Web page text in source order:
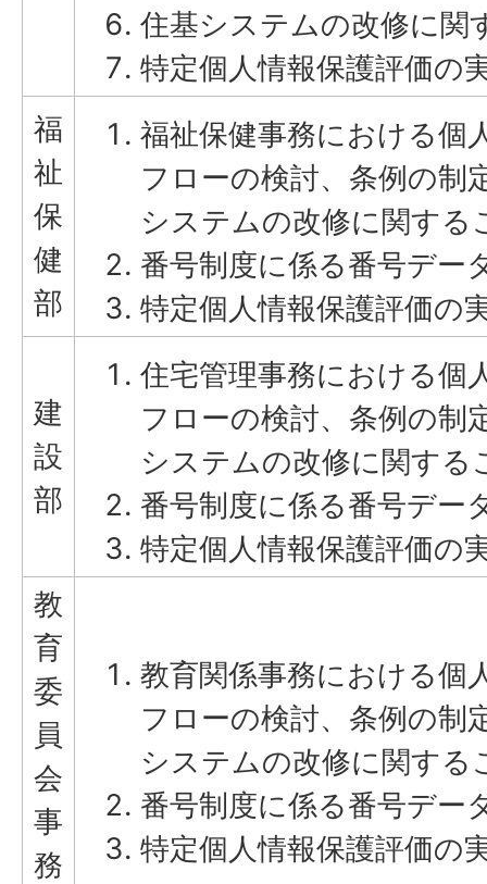
住基システムの改修に関
特定個人情報保護評価の
福
祉
保
健
部
福祉保健事務における個
フローの検討、条例の制
システムの改修に関する
番号制度に係る番号デー
特定個人情報保護評価の
建
設
部
住宅管理事務における個
フローの検討、条例の制
システムの改修に関する
番号制度に係る番号デー
特定個人情報保護評価の
教
育
委
員
会
事
務
教育関係事務における個
フローの検討、条例の制
システムの改修に関する
番号制度に係る番号デー
特定個人情報保護評価の